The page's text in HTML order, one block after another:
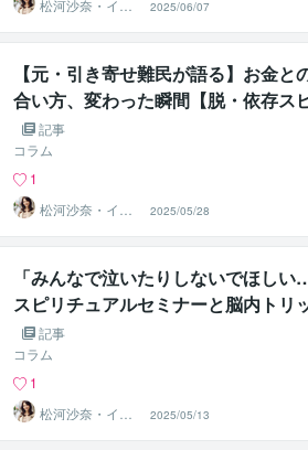
松河沙奈・イン
スピレーション
タロット
2025/06/07
【元・引き寄せ難民が語る】お金と
合い方、変わった瞬間【脱・依存ス
活！】vol.9
記事
コラム
1
松河沙奈・イン
スピレーション
タロット
2025/05/28
「みんなで泣いたりしないでほし
スピリチュアルセミナーと脳内トリ
仕組み〜
記事
コラム
1
松河沙奈・イン
スピレーション
タロット
2025/05/13